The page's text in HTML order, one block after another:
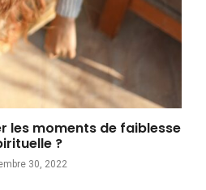
les moments de faiblesse
?
30, 2022